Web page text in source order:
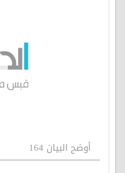
أوضح البيان 164